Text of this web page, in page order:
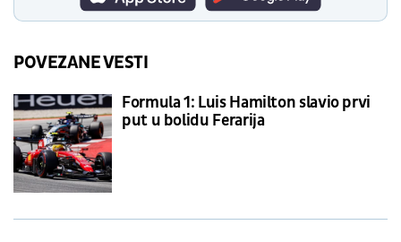
POVEZANE VESTI
Formula 1: Luis Hamilton slavio prvi
put u bolidu Ferarija